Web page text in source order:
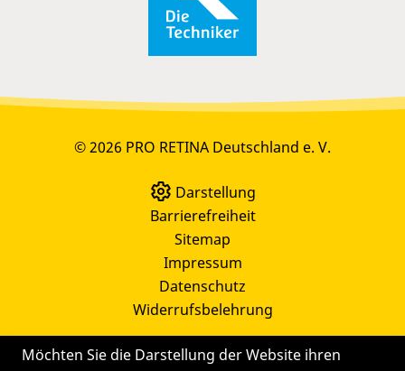
Möchten Sie die Darstellung der Website ihren
© 2026 PRO RETINA Deutschland e. V.
Darstellung
Barrierefreiheit
Sitemap
Impressum
Datenschutz
Widerrufsbelehrung